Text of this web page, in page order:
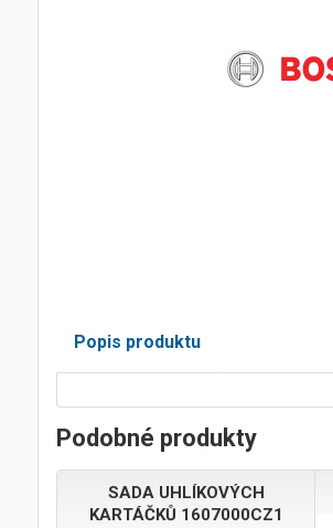
Popis produktu
Podobné produkty
SADA UHLÍKOVÝCH
KARTÁČKŮ 1607000CZ1